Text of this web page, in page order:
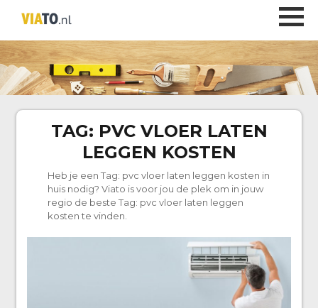
TAG: PVC VLOER LATEN
LEGGEN KOSTEN
Heb je een Tag: pvc vloer laten leggen kosten in
huis nodig? Viato is voor jou de plek om in jouw
regio de beste Tag: pvc vloer laten leggen
kosten te vinden.